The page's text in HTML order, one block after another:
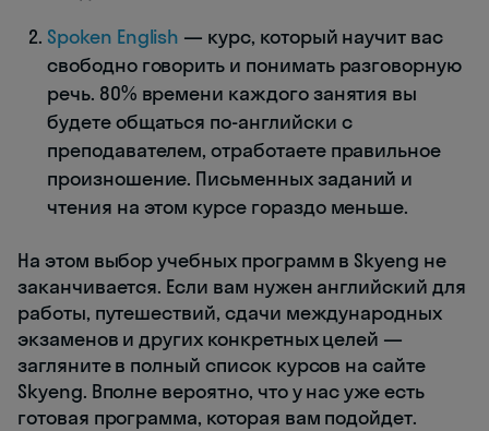
Spoken English — курс, который научит вас
свободно говорить и понимать разговорную
речь. 80% времени каждого занятия вы
будете общаться по-английски с
преподавателем, отработаете правильное
произношение. Письменных заданий и
чтения на этом курсе гораздо меньше.
На этом выбор учебных программ в Skyeng не
заканчивается. Если вам нужен английский для
работы, путешествий, сдачи международных
экзаменов и других конкретных целей —
загляните в полный список курсов на сайте
Skyeng. Вполне вероятно, что у нас уже есть
готовая программа, которая вам подойдет.